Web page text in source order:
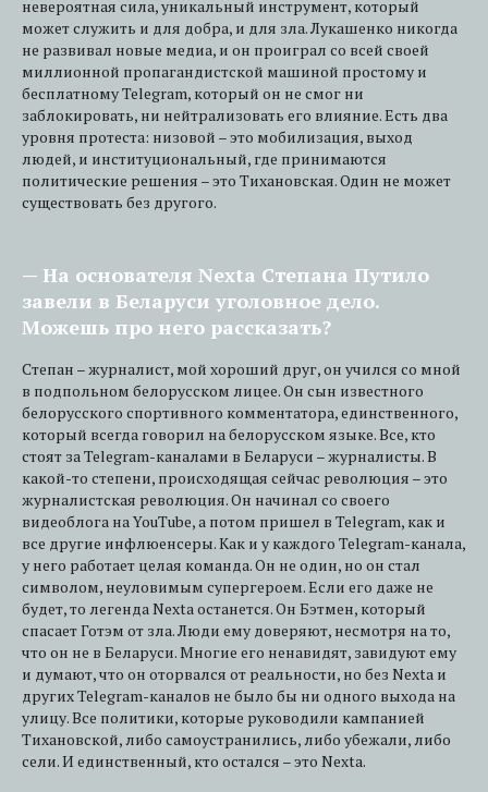
невероятная сила, уникальный инструмент, который
может служить и для добра, и для зла. Лукашенко никогда
не развивал новые медиа, и он проиграл со всей своей
миллионной пропагандистской машиной простому и
бесплатному Telegram, который он не смог ни
заблокировать, ни нейтрализовать его влияние. Есть два
уровня протеста: низовой – это мобилизация, выход
людей, и институциональный, где принимаются
политические решения – это Тихановская. Один не может
существовать без другого.
— На основателя Nexta Степана Путило
завели в Беларуси уголовное дело.
Можешь про него рассказать?
Степан – журналист, мой хороший друг, он учился со мной
в подпольном белорусском лицее. Он сын известного
белорусского спортивного комментатора, единственного,
который всегда говорил на белорусском языке. Все, кто
стоят за Telegram-каналами в Беларуси – журналисты. В
какой-то степени, происходящая сейчас революция – это
журналистская революция. Он начинал со своего
видеоблога на YouTube, а потом пришел в Telegram, как и
все другие инфлюенсеры. Как и у каждого Telegram-канала,
у него работает целая команда. Он не один, но он стал
символом, неуловимым супергероем. Если его даже не
будет, то легенда Nexta останется. Он Бэтмен, который
спасает Готэм от зла. Люди ему доверяют, несмотря на то,
что он не в Беларуси. Многие его ненавидят, завидуют ему
и думают, что он оторвался от реальности, но без Nexta и
других Telegram-каналов не было бы ни одного выхода на
улицу. Все политики, которые руководили кампанией
Тихановской, либо самоустранились, либо убежали, либо
сели. И единственный, кто остался – это Nexta.